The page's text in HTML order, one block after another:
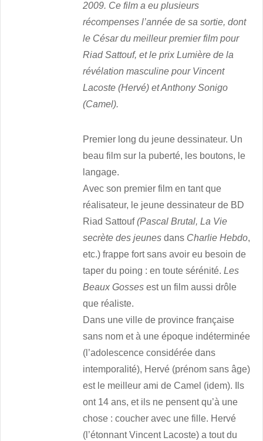
2009. Ce film a eu plusieurs
récompenses l’année de sa sortie, dont
le César du meilleur premier film pour
Riad Sattouf, et le prix Lumière de la
révélation masculine pour Vincent
Lacoste (Hervé) et Anthony Sonigo
(Camel).
Premier long du jeune dessinateur. Un
beau film sur la puberté, les boutons, le
langage.
Avec son premier film en tant que
réalisateur, le jeune dessinateur de BD
Riad Sattouf(Pascal Brutal, La Vie
secrète des jeunes dans Charlie Hebdo,
etc.) frappe fort sans avoir eu besoin de
taper du poing : en toute sérénité.Les
Beaux Gosses est un film aussi drôle
que réaliste.
Dans une ville de province française
sans nom et à une époque indéterminée
(l’adolescence considérée dans
intemporalité), Hervé (prénom sans âge)
est le meilleur ami de Camel (idem). Ils
ont 14 ans, et ils ne pensent qu’à une
chose : coucher avec une fille. Hervé
(l’étonnant Vincent Lacoste) a tout du